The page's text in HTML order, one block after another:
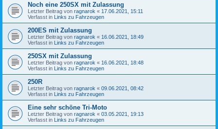
Noch eine 250SX mit Zulassung
Letzter Beitrag von ragnarok « 17.06.2021, 15:11
Verfasst in Links zu Fahrzeugen
200ES mit Zulassung
Letzter Beitrag von ragnarok « 16.06.2021, 18:49
Verfasst in Links zu Fahrzeugen
250SX mit Zulassung
Letzter Beitrag von ragnarok « 16.06.2021, 18:48
Verfasst in Links zu Fahrzeugen
250R
Letzter Beitrag von ragnarok « 09.06.2021, 08:42
Verfasst in Links zu Fahrzeugen
Eine sehr schöne Tri-Moto
Letzter Beitrag von ragnarok « 03.05.2021, 19:13
Verfasst in Links zu Fahrzeugen